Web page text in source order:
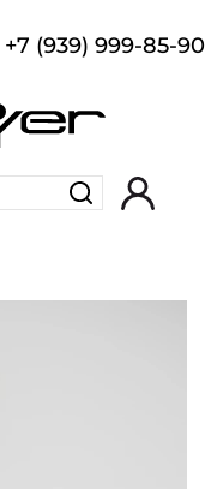
+7 (939) 999-85-90